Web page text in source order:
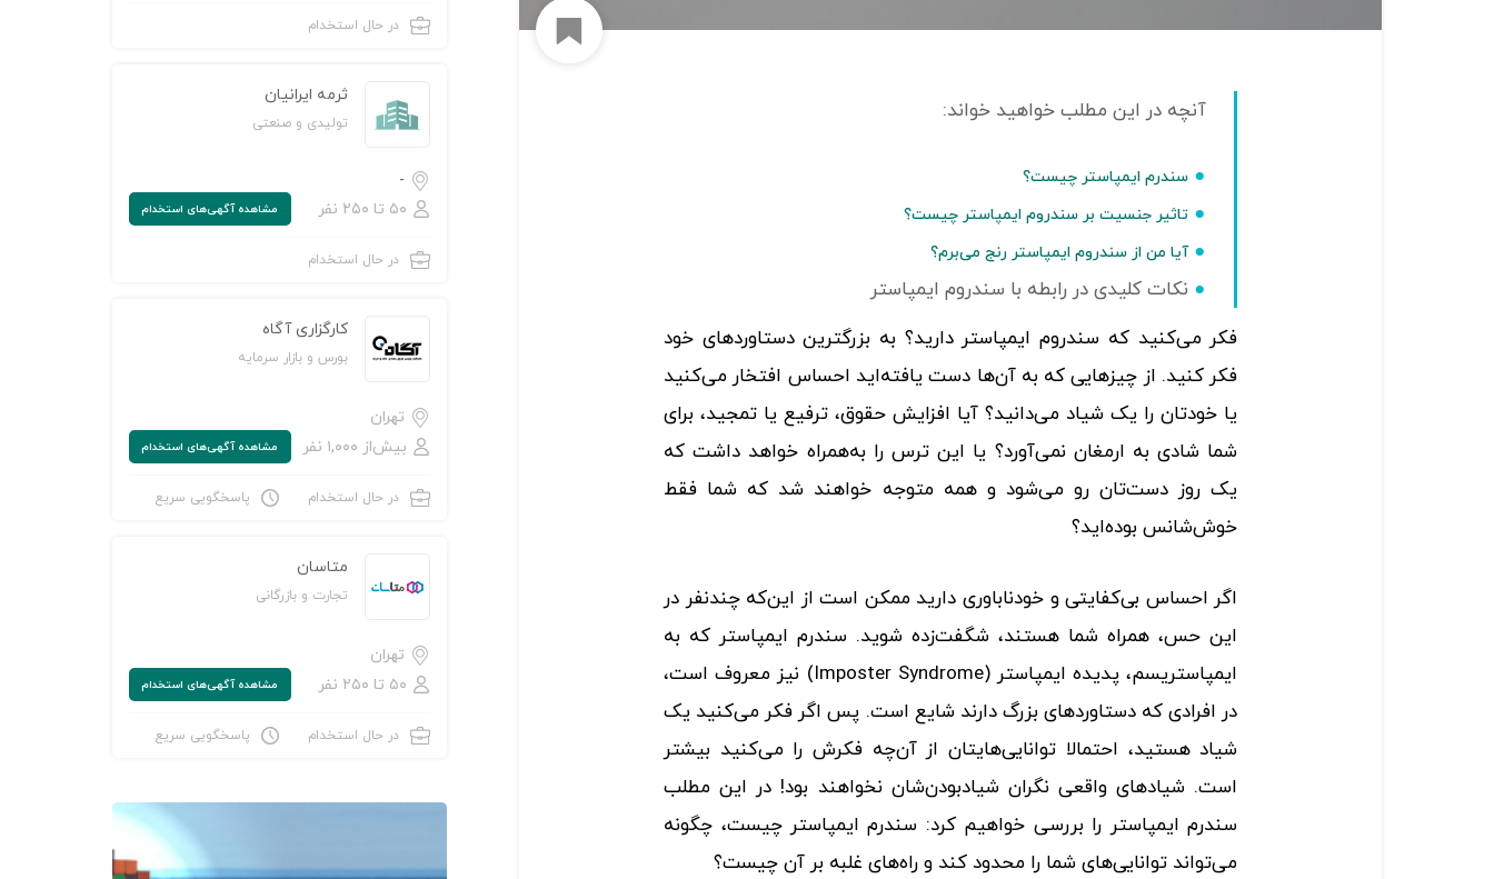
افزودن به لیست علاقه‌مندی‌ها
سندرم ایمپاستر چیست؟
تاثیر جنسیت بر سندروم ایمپاستر چیست؟
آیا من از سندروم ایمپاستر رنج می‌برم؟
نکات کلیدی در رابطه با سندروم ایمپاستر
فکر می‌کنید که سندروم ایمپاستر دارید؟ به بزرگترین دستاوردهای خود
فکر کنید. از چیزهایی که به آن‌ها دست یافته‌اید احساس افتخار می‌کنید
یا خودتان را یک شیاد می‌دانید؟ آیا افزایش حقوق، ترفیع یا تمجید، برای
شما شادی به ارمغان نمی‌آورد؟ یا این ترس را به‌همراه خواهد داشت که
یک روز دست‌تان رو می‌شود و همه متوجه خواهند شد که شما فقط
خوش‌شانس بوده‌اید؟
اگر احساس بی‌کفایتی و خودناباوری دارید ممکن است از این‌که چندنفر در
این حس، همراه شما هستند، شگفت‌زده شوید. سندرم ایمپاستر که به
ایمپاستریسم، پدیده ایمپاستر (Imposter Syndrome) نیز معروف است،
در افرادی که دستاوردهای بزرگ دارند شایع است. پس اگر فکر می‌کنید یک
شیاد هستید، احتمالا توانایی‌هایتان از آن‌چه فکرش را می‌کنید بیشتر
است. شیادهای واقعی نگران شیادبودن‌شان نخواهند بود! در این مطلب
سندرم ایمپاستر را بررسی خواهیم کرد: سندرم ایمپاستر چیست، چگونه
می‌تواند توانایی‌های شما را محدود کند و راه‌های غلبه بر آن چیست؟
در حال استخدام
ثرمه ایرانیان
تولیدی و صنعتی
-
۵۰ تا ۲۵۰ نفر
مشاهده‌ آگهی‌های استخدام
در حال استخدام
کارگزاری آگاه
بورس و بازار سرمایه
تهران
بیش‌از ۱,۰۰۰ نفر
مشاهده‌ آگهی‌های استخدام
در حال استخدام پاسخگویی سریع
متاسان
تجارت و بازرگانی
تهران
۵۰ تا ۲۵۰ نفر
مشاهده‌ آگهی‌های استخدام
در حال استخدام پاسخگویی سریع